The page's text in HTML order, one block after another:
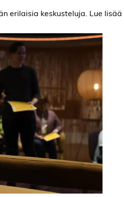
erilaisia keskusteluja. Lue lisää